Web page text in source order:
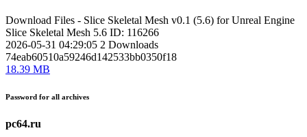
Download Files - Slice Skeletal Mesh v0.1 (5.6) for Unreal Engine
Slice Skeletal Mesh 5.6 ID: 116266
2026-05-31 04:29:05 2 Downloads
74eab60510a59246d142533bb0350f18
18.39 MB
Password for all archives
pc64.ru